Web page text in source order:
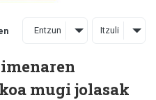
Entzun Itzuli
mugi jolasak